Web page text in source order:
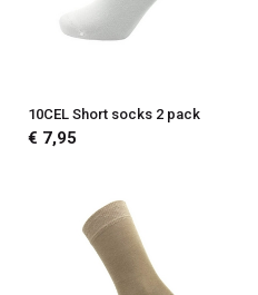
10CEL Short socks 2 pack
€ 7,95